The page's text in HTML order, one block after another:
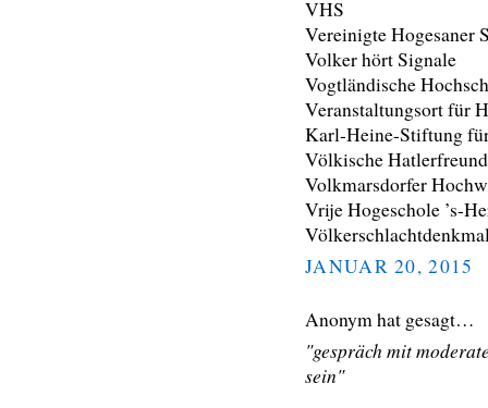
VHS
Vereinigte Hogesaner
Volker hört Signale
Vogtländische
Veranstaltungsort für
Karl-Heine-Stiftung
Völkische
Volkmarsdorfer
Vrije Hogeschole ’s-
JANUAR 20, 2015
Anonym hat gesagt…
"gespräch mit
sein"